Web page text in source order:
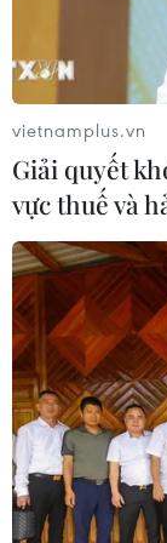
Sông Hồng
Nội trở thành
Nông sản Việt
tại thị trường
08/08/2026 12:55
Kết luận
dôi dư sau
Phòng
08/08/2026 12:53
vietnamplus.vn
Giải quyết
vực thuế và